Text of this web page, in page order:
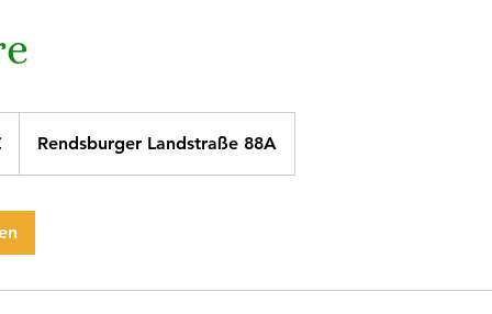
Herzlich
Rendsburger Landstraße 88A